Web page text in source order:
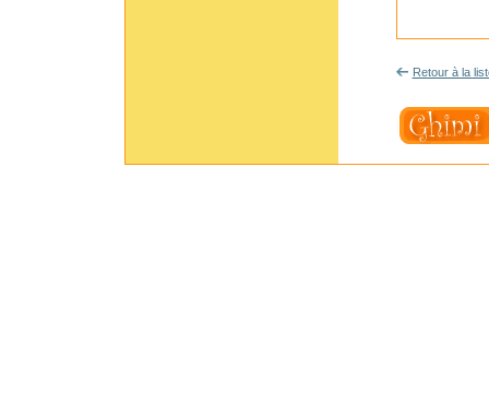
Retour à la